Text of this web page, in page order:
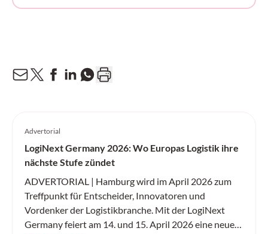
Advertorial
LogiNext Germany 2026: Wo Europas Logistik ihre
nächste Stufe zündet
ADVERTORIAL | Hamburg wird im April 2026 zum
Treffpunkt für Entscheider, Innovatoren und
Vordenker der Logistikbranche. Mit der LogiNext
Germany feiert am 14. und 15. April 2026 eine neue